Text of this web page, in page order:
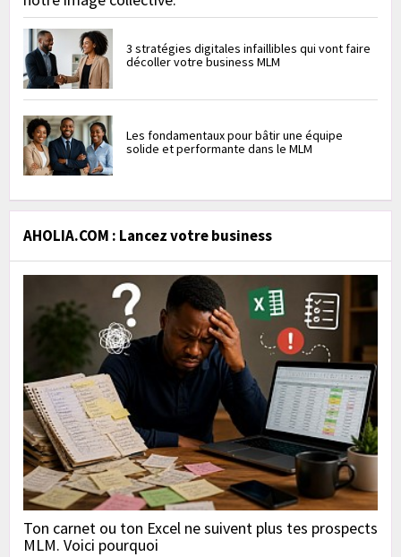
3 stratégies digitales infaillibles qui vont faire
décoller votre business MLM
Les fondamentaux pour bâtir une équipe
solide et performante dans le MLM
AHOLIA.COM : Lancez votre business
Ton carnet ou ton Excel ne suivent plus tes prospects
MLM. Voici pourquoi